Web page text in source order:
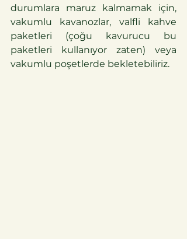
durumlara maruz kalmamak için,
vakumlu kavanozlar, valfli kahve
paketleri (çoğu kavurucu bu
paketleri kullanıyor zaten) veya
vakumlu poşetlerde bekletebiliriz.